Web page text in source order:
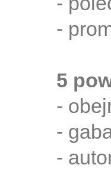
-
5
-
-
-